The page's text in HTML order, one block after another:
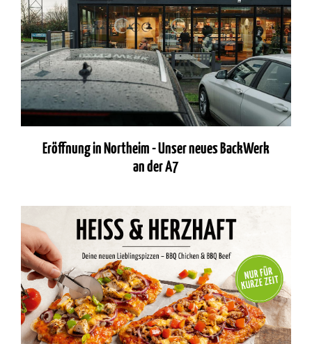
Eröffnung in Northeim - Unser neues BackWerk
an der A7